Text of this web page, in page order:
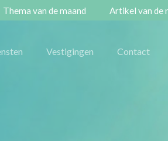
Thema van de maand Artikel van de
Vestigingen Contact